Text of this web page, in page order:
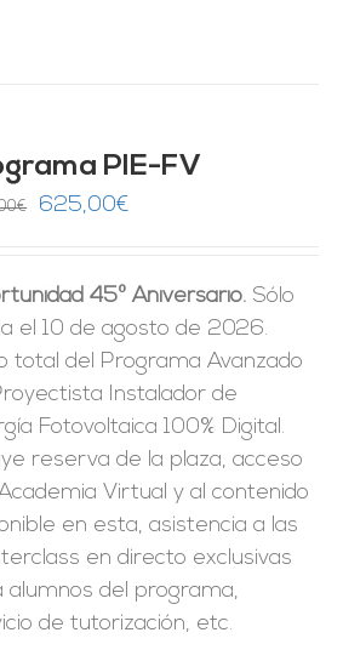
PIE-FV
€
El
era:
1.250,00€.
625,00€
es:
625,00€.
45º Aniversario. Sólo
el 10 de agosto de 2026.
total del Programa Avanzado
Instalador de
Fotovoltaica 100% Digital.
reserva de la plaza, acceso
Virtual y al contenido
en esta, asistencia a las
en directo exclusivas
alumnos del programa,
de tutorización, etc.